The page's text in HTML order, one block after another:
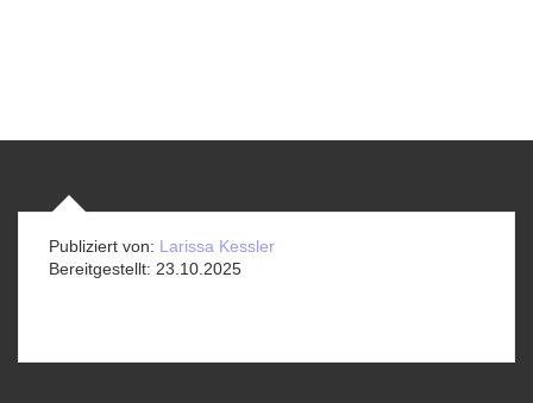
Publiziert von: Larissa Kessler
Bereitgestellt: 23.10.2025